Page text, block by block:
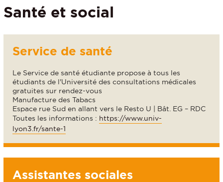
Santé et social
Service de santé
Le Service de santé étudiante propose à tous les
étudiants de l'Université des consultations médicales
gratuites sur rendez-vous
Manufacture des Tabacs
Espace rue Sud en allant vers le Resto U | Bât. EG – RDC
Toutes les informations : https://www.univ-
lyon3.fr/sante-1
Assistantes sociales